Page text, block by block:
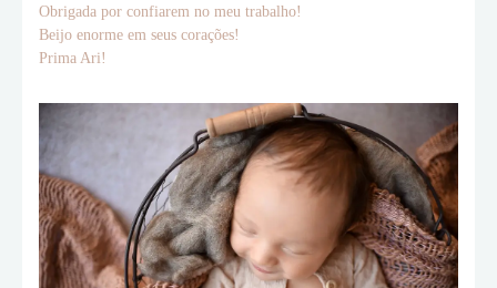
Obrigada por confiarem no meu trabalho!
Beijo enorme em seus corações!
Prima Ari!